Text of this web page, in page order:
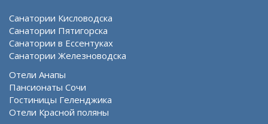
Санатории Кисловодска
Санатории Пятигорска
Санатории в Ессентуках
Санатории Железноводска
Отели Анапы
Пансионаты Сочи
Гостиницы Геленджика
Отели Красной поляны